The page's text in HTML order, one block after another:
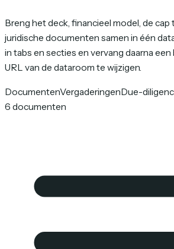
Breng het deck, financieel model, de cap
juridische documenten samen in één
in tabs en secties en vervang daarna
URL van de dataroom te wijzigen.
DocumentenVergaderingenDue-
6 documenten